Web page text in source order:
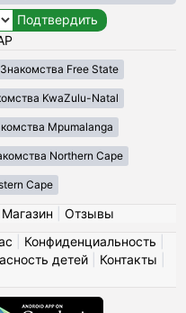
Знакомства Free State
KwaZulu-Natal
Mpumalanga
Northern Cape
Cape
Магазин
Отзывы
Конфиденциальность
детей| Контакты